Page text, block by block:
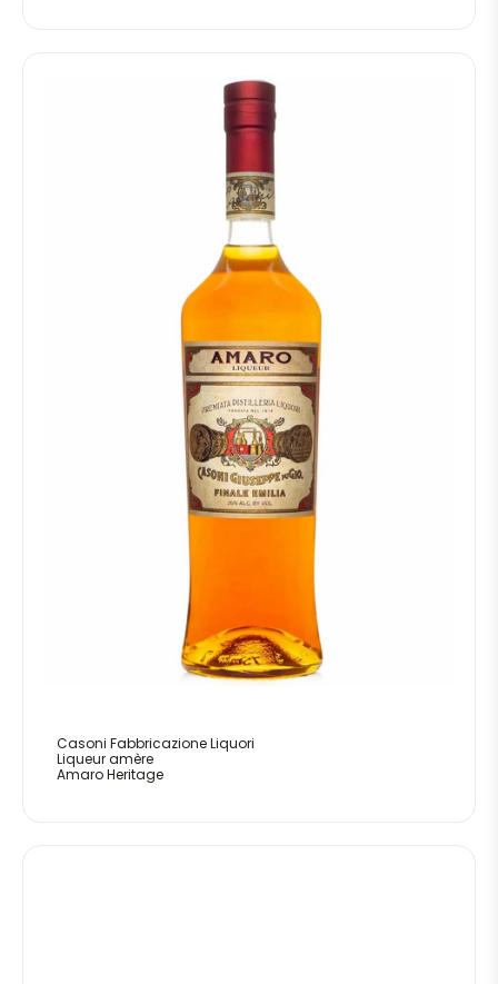
Casoni Fabbricazione Liquori
Liqueur amère
Amaro Heritage